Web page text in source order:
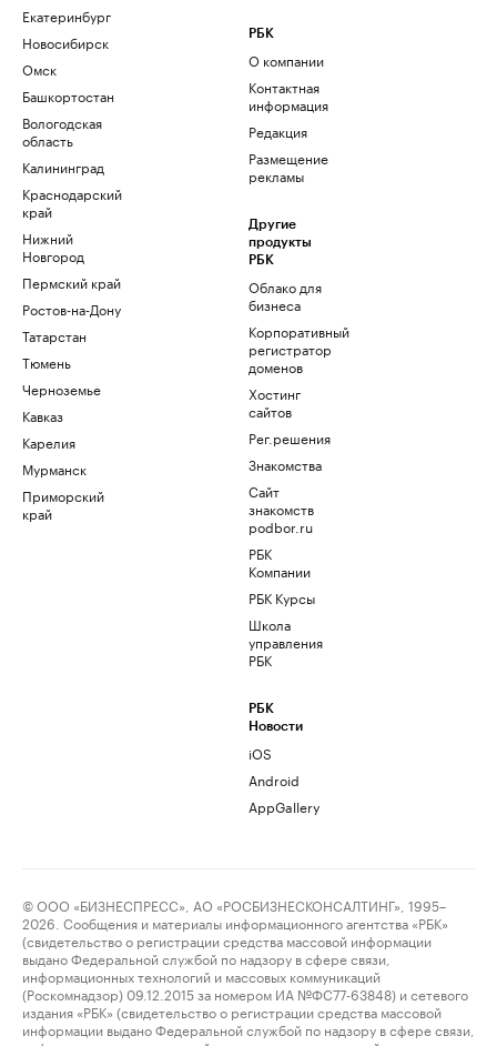
Екатеринбург
Новосибирск
Омск
Башкортостан
Вологодская
область
Калининград
Краснодарский
край
Нижний
Новгород
Пермский край
Ростов-на-Дону
Татарстан
Тюмень
Черноземье
Кавказ
Карелия
Мурманск
Приморский
край
РБК
О компании
Контактная
информация
Редакция
Размещение
рекламы
Другие
продукты
РБК
Облако для
бизнеса
Корпоративный
регистратор
доменов
Хостинг
сайтов
Рег.решения
Знакомства
Сайт
знакомств
podbor.ru
РБК
Компании
РБК Курсы
Школа
управления
РБК
РБК
Новости
iOS
Android
AppGallery
© ООО «БИЗНЕСПРЕСС», АО «РОСБИЗНЕСКОНСАЛТИНГ», 1995–
2026. Сообщения и материалы информационного агентства «РБК»
(свидетельство о регистрации средства массовой информации
выдано Федеральной службой по надзору в сфере связи,
информационных технологий и массовых коммуникаций
(Роскомнадзор) 09.12.2015 за номером ИА №ФС77-63848) и сетевого
издания «РБК» (свидетельство о регистрации средства массовой
информации выдано Федеральной службой по надзору в сфере связи,